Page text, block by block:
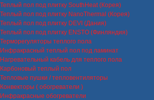
Теплый пол под плитку SouthHeat (Корея)
Теплый пол под плитку NanoThermal (Корея)
Теплый пол под плитку DEVI (Дания)
Теплый пол под плитку ENSTO (Финляндия)
Терморегуляторы теплого пола
Инфракрасный теплый пол под ламинат
Нагревательный кабель для теплого пола
Карбоновый теплый пол
Тепловые пушки / тепловентиляторы
Конвекторы ( обогреватели )
Инфракрасные обогреватели